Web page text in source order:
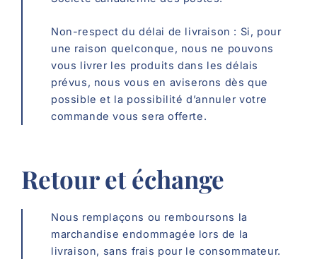
Non-respect du délai de livraison : Si, pour
une raison quelconque, nous ne pouvons
vous livrer les produits dans les délais
prévus, nous vous en aviserons dès que
possible et la possibilité d’annuler votre
commande vous sera offerte.
Retour et échange
Nous remplaçons ou remboursons la
marchandise endommagée lors de la
livraison, sans frais pour le consommateur.